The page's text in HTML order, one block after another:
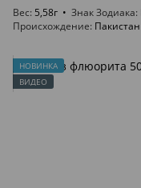
Вес 5,58г Знак Зодиака
Происхождение Пакистан
НОВИНКА
ВИДЕО